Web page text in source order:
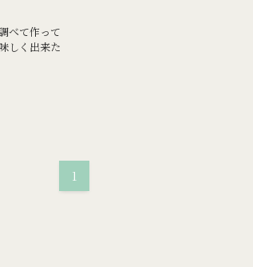
べて作って
しく出来た
1